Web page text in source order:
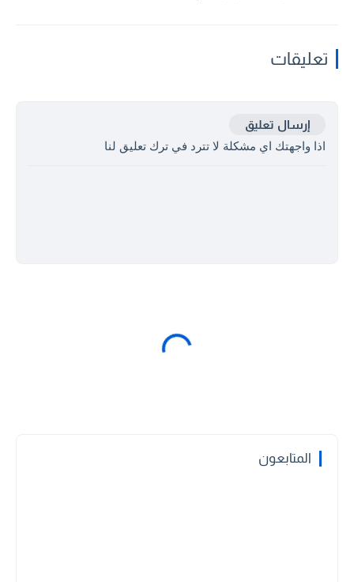
تعليقات
إرسال تعليق
اذا واجهتك اي مشكلة لا تترد في ترك تعليق لنا
المتابعون